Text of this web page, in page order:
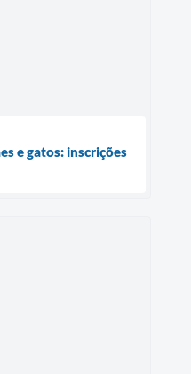
e gatos: inscrições